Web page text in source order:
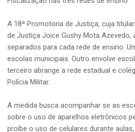
A 18ª Promotoria de Justiça, cuja
de Justiça Joice Gushy Mota Azevedo,
separados para cada rede de ensino.
escolas municipais. Outro envolve
terceiro abrange a rede estadual e
Polícia Militar.
A medida busca acompanhar se as
sobre o uso de aparelhos eletrônicos
proíbe o uso de celulares durante